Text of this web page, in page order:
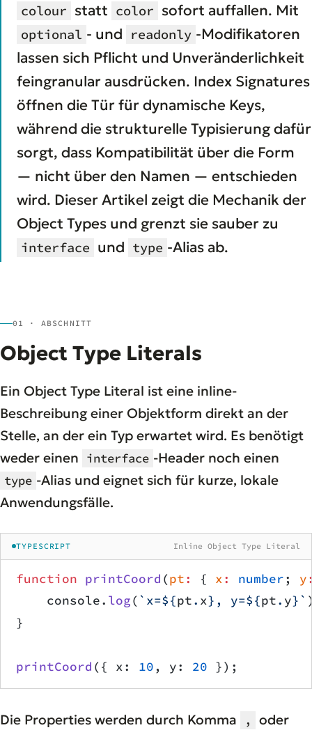
colour statt color sofort auffallen. Mit
optional - und readonly -Modifikatoren
lassen sich Pflicht und Unveränderlichkeit
feingranular ausdrücken. Index Signatures
öffnen die Tür für dynamische Keys,
während die strukturelle Typisierung dafür
sorgt, dass Kompatibilität über die Form
— nicht über den Namen — entschieden
wird. Dieser Artikel zeigt die Mechanik der
Object Types und grenzt sie sauber zu
interface und type -Alias ab.
01 · ABSCHNITT
Object Type Literals
Ein Object Type Literal ist eine inline-
Beschreibung einer Objektform direkt an der
Stelle, an der ein Typ erwartet wird. Es benötigt
weder einen interface -Header noch einen
type -Alias und eignet sich für kurze, lokale
Anwendungsfälle.
TYPESCRIPT Inline Object Type Literal
function printCoord (pt: { x: number; y
    console.
log( `x=${pt. x}, y=${pt. y}`
}
printCoord ({ x: 10, y: 20 });
Die Properties werden durch Komma ,
oder